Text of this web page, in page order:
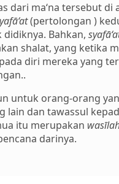
dari ma‘na tersebut
(pertolongan )
Bahkan,
shalat, yang ketika
diri mereka yang
untuk orang-orang
lain dan tawassul
itu merupakan
darinya.